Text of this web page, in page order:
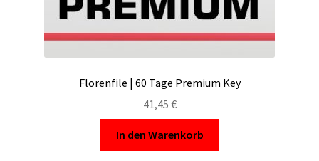
Florenfile | 60 Tage Premium Key
41,45 €
In den Warenkorb